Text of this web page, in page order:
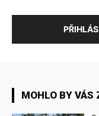
MOHLO BY